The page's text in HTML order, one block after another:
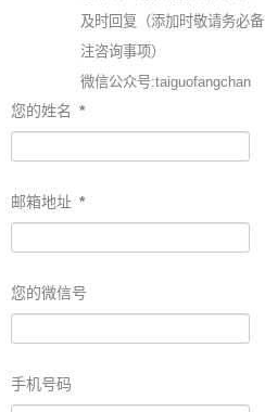
及时回复（添加时敬请务必备
注咨询事项）
微信公众号:taiguofangchan
您的姓名 *
邮箱地址 *
您的微信号
手机号码